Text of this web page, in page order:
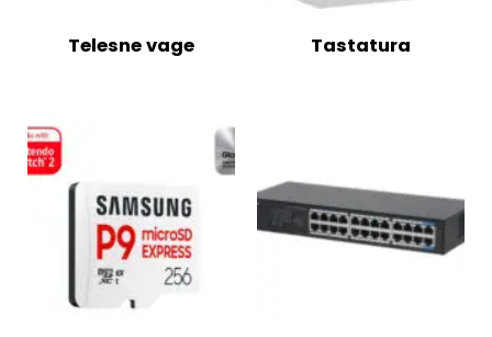
Telesne vage Tastatura